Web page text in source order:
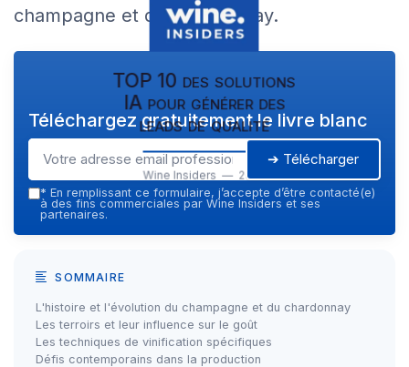
champagne et du chardonnay.
TOP 10 des solutions
IA pour générer des
leads de qualité
Wine Insiders — 2026
Téléchargez gratuitement le livre blanc
➔ Télécharger
* En remplissant ce formulaire, j’accepte d’être contacté(e)
à des fins commerciales par Wine Insiders et ses
partenaires.
SOMMAIRE
L'histoire et l'évolution du champagne et du chardonnay
Les terroirs et leur influence sur le goût
Les techniques de vinification spécifiques
Défis contemporains dans la production